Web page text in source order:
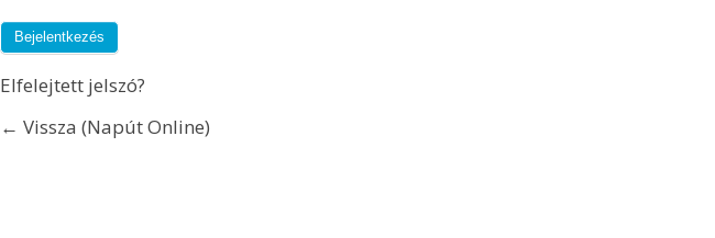
Elfelejtett jelszó?
← Vissza (Napút Online)